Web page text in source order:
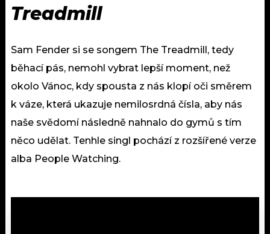
Treadmill
Sam Fender si se songem The Treadmill, tedy
běhací pás, nemohl vybrat lepší moment, než
okolo Vánoc, kdy spousta z nás klopí oči směrem
k váze, která ukazuje nemilosrdná čísla, aby nás
naše svědomí následně nahnalo do gymů s tím
něco udělat. Tenhle singl pochází z rozšířené verze
alba People Watching.